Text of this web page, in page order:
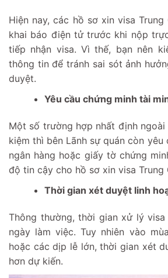
Hiện nay, các hồ sơ xin visa
khai báo điện tử trước khi nộp
tiếp nhận visa. Vì thế, bạn nên
thông tin để tránh sai sót ảnh
duyệt.
Yêu cầu chứng minh tài
Một số trường hợp nhất định
kiệm thì bên Lãnh sự quán còn yêu
ngân hàng hoặc giấy tờ chứng
độ tin cậy cho hồ sơ xin visa Trung
Thời gian xét duyệt linh
Thông thường, thời gian xử lý
ngày làm việc. Tuy nhiên vào
hoặc các dịp lễ lớn, thời gian xét
hơn dự kiến.